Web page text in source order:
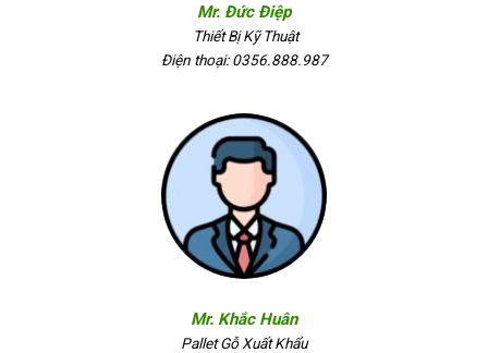
Mr. Đức Điệp
Thiết Bị Kỹ Thuật
Điện thoại: 0356.888.987
Mr. Khắc Huân
Pallet Gỗ Xuất Khẩu